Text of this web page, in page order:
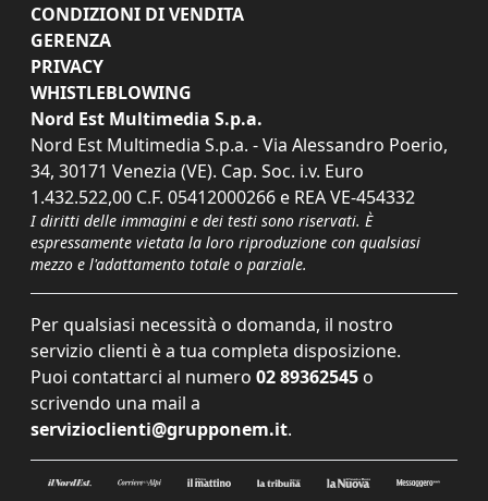
CONDIZIONI DI VENDITA
GERENZA
PRIVACY
WHISTLEBLOWING
Nord Est Multimedia S.p.a.
Nord Est Multimedia S.p.a. - Via Alessandro Poerio,
34, 30171 Venezia (VE). Cap. Soc. i.v. Euro
1.432.522,00 C.F. 05412000266 e REA VE-454332
I diritti delle immagini e dei testi sono riservati. È
espressamente vietata la loro riproduzione con qualsiasi
mezzo e l'adattamento totale o parziale.
Per qualsiasi necessità o domanda, il nostro
servizio clienti è a tua completa disposizione.
Puoi contattarci al numero 02 89362545 o
scrivendo una mail a
servizioclienti@grupponem.it.